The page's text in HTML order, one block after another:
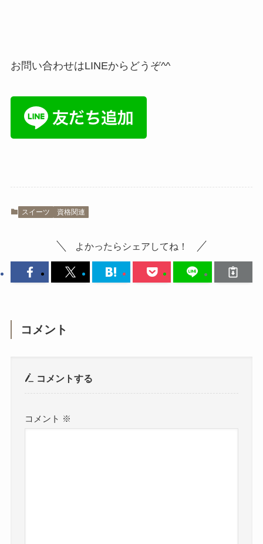
お問い合わせはLINEからどうぞ^^
スイーツ 資格関連
よかったらシェアしてね！
コメント
コメントする
コメント ※